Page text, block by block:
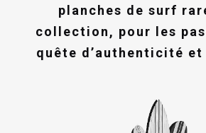
planches de surf
collection, pour les
quête d’authenticité et